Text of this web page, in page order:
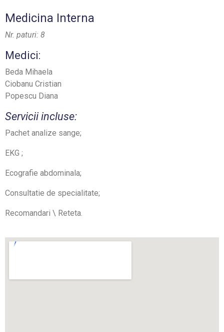
Medicina Interna
Nr. paturi: 8
Medici:
Beda Mihaela
Ciobanu Cristian
Popescu Diana
Servicii incluse:
Pachet analize sange;
EKG ;
Ecografie abdominala;
Consultatie de specialitate;
Recomandari \ Reteta.